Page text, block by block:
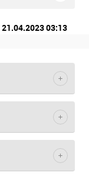
21.04.2023 03:13